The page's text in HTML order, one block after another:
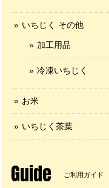
いちじく その他
加工用品
冷凍いちじく
お米
いちじく茶葉
Guide ご利用ガイド